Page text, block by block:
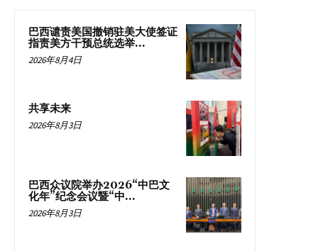
巴西谴责美国撤销驻美大使签证
指责美方干预总统选举...
2026年8月4日
共享未来
2026年8月3日
巴西众议院举办2026“中巴文
化年”纪念会议暨“中...
2026年8月3日